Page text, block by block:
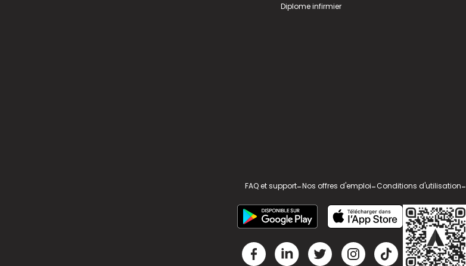
Diplome infirmier
FAQ et support-Nos offres d'emploi-Conditions d'utilisation-